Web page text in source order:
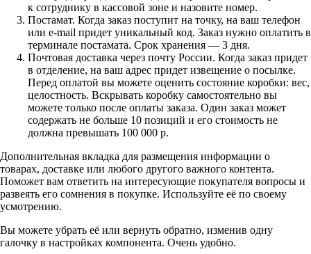
к сотруднику в кассовой зоне и назовите номер.
Постамат. Когда заказ поступит на точку, на ваш телефон
или e-mail придет уникальный код. Заказ нужно оплатить в
терминале постамата. Срок хранения — 3 дня.
Почтовая доставка через почту России. Когда заказ придет
в отделение, на ваш адрес придет извещение о посылке.
Перед оплатой вы можете оценить состояние коробки: вес,
целостность. Вскрывать коробку самостоятельно вы
можете только после оплаты заказа. Один заказ может
содержать не больше 10 позиций и его стоимость не
должна превышать 100 000 р.
Дополнительная вкладка для размещения информации о
товарах, доставке или любого другого важного контента.
Поможет вам ответить на интересующие покупателя вопросы и
развеять его сомнения в покупке. Используйте её по своему
усмотрению.
Вы можете убрать её или вернуть обратно, изменив одну
галочку в настройках компонента. Очень удобно.